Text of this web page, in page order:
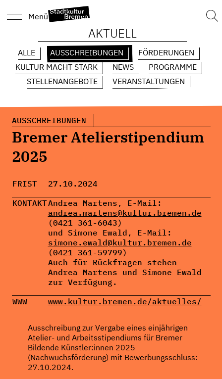
Menü
AKTUELL
ALLE AUSSCHREIBUNGEN
FÖRDERUNGEN
KULTUR MACHT STARK
NEWS
PROGRAMME
STELLENANGEBOTE
VERANSTALTUNGEN
AUSSCHREIBUNGEN
Bremer Atelierstipendium
2025
FRIST
27.10.2024
KONTAKTAndrea Martens, E-Mail:
andrea.martens@kultur.bremen.de
(0421 361-6043)
und Simone Ewald, E-Mail:
simone.ewald@kultur.bremen.de
(0421 361-59799)
Auch für Rückfragen stehen
Andrea Martens und Simone Ewald
zur Verfügung.
WWW
www.kultur.bremen.de/aktuelles/
Ausschreibung zur Vergabe eines einjährigen
Atelier- und Arbeitsstipendiums für Bremer
Bildende Künstler:innen 2025
(Nachwuchsförderung) mit Bewerbungsschluss:
27.10.2024.